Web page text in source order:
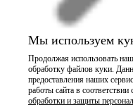
Мы используем
Продолжая использовать
обработку файлов куки.
предоставления наших
работы сайта в соответствии
обработки и защиты